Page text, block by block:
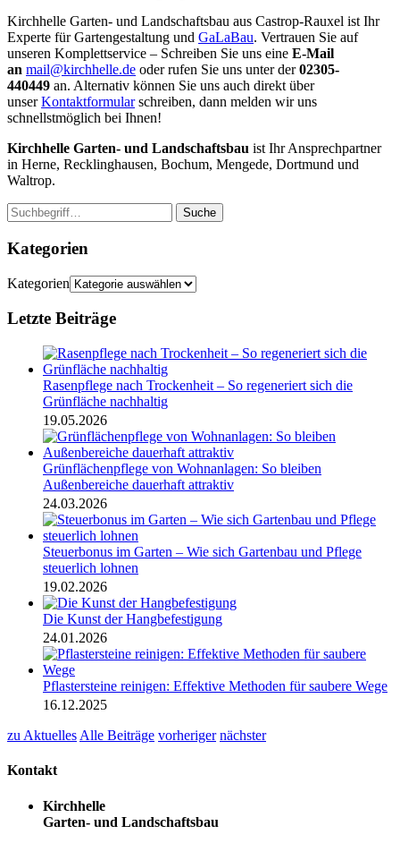
Kirchhelle Garten- und Landschaftsbau aus Castrop-Rauxel ist Ihr
Experte für Gartengestaltung und GaLaBau. Vertrauen Sie auf
unseren Komplettservice – Schreiben Sie uns eine E-Mail
an mail@kirchhelle.de oder rufen Sie uns unter der02305-
440449 an. Alternativ können Sie uns auch direkt über
unserKontaktformularschreiben, dann melden wir uns
schnellstmöglich bei Ihnen!
Kirchhelle Garten- und Landschaftsbau ist Ihr Ansprechpartner
in Herne, Recklinghausen, Bochum, Mengede, Dortmund und
Waltrop.
Suche
Kategorien
Kategorien
Letzte Beiträge
Rasenpflege nach Trockenheit – So regeneriert sich die
Grünfläche nachhaltig
19.05.2026
Grünflächenpflege von Wohnanlagen: So bleiben
Außenbereiche dauerhaft attraktiv
24.03.2026
Steuerbonus im Garten – Wie sich Gartenbau und Pflege
steuerlich lohnen
19.02.2026
Die Kunst der Hangbefestigung
24.01.2026
Pflastersteine reinigen: Effektive Methoden für saubere Wege
16.12.2025
zu Aktuelles Alle Beiträge vorheriger nächster
Kontakt
Kirchhelle
Garten- und Landschaftsbau